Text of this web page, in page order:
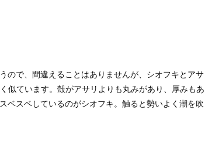
ので、間違えることはありませんが、シオフキとアサ
似ています。殻がアサリよりも丸みがあり、厚みもあ
ベスベしているのがシオフキ。触ると勢いよく潮を吹